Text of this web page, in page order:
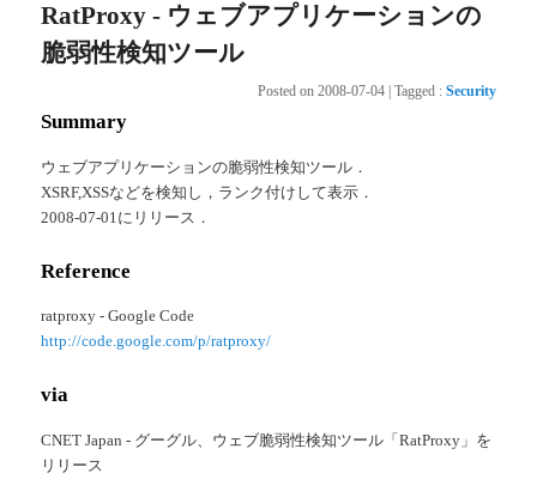
RatProxy - ウェブアプリケーションの
脆弱性検知ツール
Posted on 2008-07-04 | Tagged : Security
Summary
ウェブアプリケーションの脆弱性検知ツール．
XSRF,XSSなどを検知し，ランク付けして表示．
2008-07-01にリリース．
Reference
ratproxy - Google Code
http://code.google.com/p/ratproxy/
via
CNET Japan - グーグル、ウェブ脆弱性検知ツール「RatProxy」を
リリース